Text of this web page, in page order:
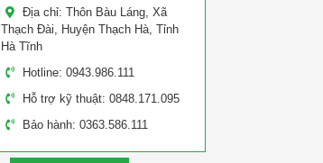
Địa chỉ: Thôn Bàu Láng, Xã
Thạch Đài, Huyện Thạch Hà, Tỉnh
Hà Tĩnh
Hotline: 0943.986.111
Hỗ trợ kỹ thuật: 0848.171.095
Bảo hành: 0363.586.111